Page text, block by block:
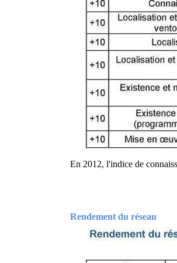
En 2012, l'indice de
Rendement du réseau